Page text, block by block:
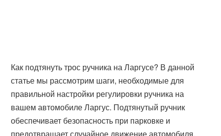
Как подтянуть трос ручника на Ларгусе? В данной
статье мы рассмотрим шаги, необходимые для
правильной настройки регулировки ручника на
вашем автомобиле Ларгус. Подтянутый ручник
обеспечивает безопасность при парковке и